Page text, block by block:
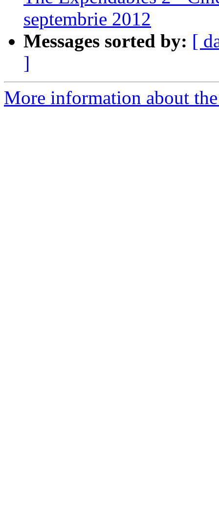
septembrie 2012
Messages sorted by: [
]
More information about